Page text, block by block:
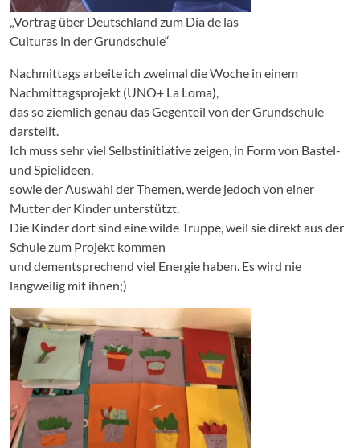
„Vortrag über Deutschland zum Día de las
Culturas in der Grundschule“
Nachmittags arbeite ich zweimal die Woche in einem
Nachmittagsprojekt (UNO+ La Loma),
das so ziemlich genau das Gegenteil von der Grundschule
darstellt.
Ich muss sehr viel Selbstinitiative zeigen, in Form von Bastel-
und Spielideen,
sowie der Auswahl der Themen, werde jedoch von einer
Mutter der Kinder unterstützt.
Die Kinder dort sind eine wilde Truppe, weil sie direkt aus der
Schule zum Projekt kommen
und dementsprechend viel Energie haben. Es wird nie
langweilig mit ihnen;)